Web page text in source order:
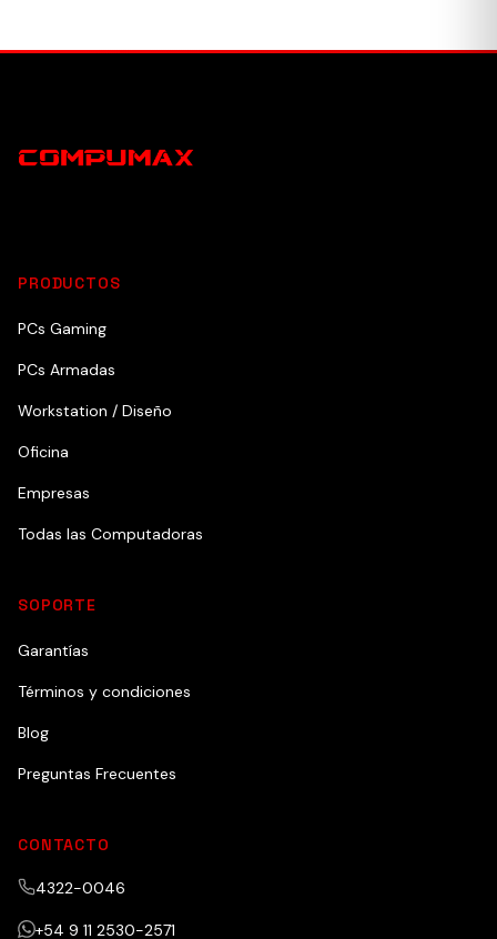
PRODUCTOS
PCs Gaming
PCs Armadas
Workstation / Diseño
Oficina
Empresas
Todas las Computadoras
SOPORTE
Garantías
Términos y condiciones
Blog
Preguntas Frecuentes
CONTACTO
4322-0046
+54 9 11 2530-2571